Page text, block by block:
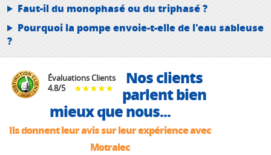
Faut-il du monophasé ou du triphasé ?
Pourquoi la pompe envoie-t-elle de l'eau sableuse
?
Évaluations Clients
4.8/5
Nos clients
parlent bien
mieux que nous...
Ils donnent leur avis sur leur expérience avec
Motralec